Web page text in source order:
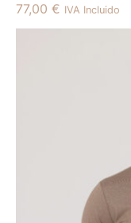
77,00 € IVA Incluido